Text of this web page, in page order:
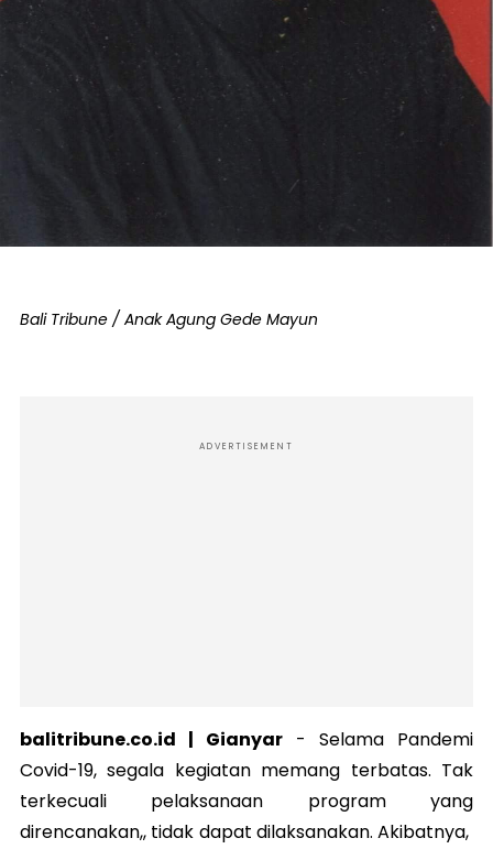
Bali Tribune / Anak Agung Gede Mayun
ADVERTISEMENT
balitribune.co.id | Gianyar - Selama Pandemi
Covid-19, segala kegiatan memang terbatas. Tak
terkecuali pelaksanaan program yang
direncanakan,, tidak dapat dilaksanakan. Akibatnya,